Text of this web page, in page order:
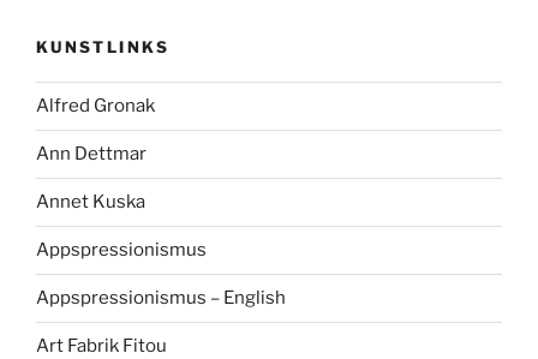
KUNSTLINKS
Alfred Gronak
Ann Dettmar
Annet Kuska
Appspressionismus
Appspressionismus – English
Art Fabrik Fitou